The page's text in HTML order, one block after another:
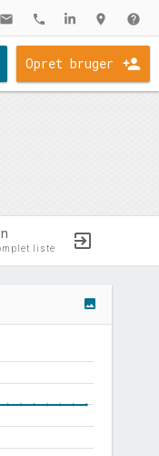
mail phone location_on help
Opret bruger
liste
image